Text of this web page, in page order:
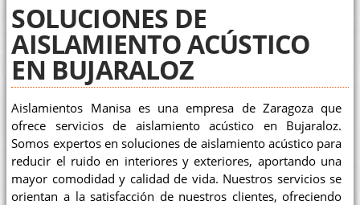
SOLUCIONES DE
AISLAMIENTO ACÚSTICO
EN BUJARALOZ
Aislamientos Manisa es una empresa de Zaragoza que
ofrece servicios de aislamiento acústico en Bujaraloz.
Somos expertos en soluciones de aislamiento acústico para
reducir el ruido en interiores y exteriores, aportando una
mayor comodidad y calidad de vida. Nuestros servicios se
orientan a la satisfacción de nuestros clientes, ofreciendo